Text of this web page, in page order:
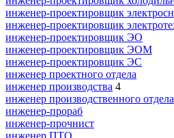
инженер-проектировщик
инженер-проектировщик
инженер-проектировщик ЭО
инженер-проектировщик ЭОМ
инженер-проектировщик ЭС
инженер проектного отдела
инженер производства 4
инженер производственного отдела
инженер-прораб
инженер-прочнист
инженер ПТО